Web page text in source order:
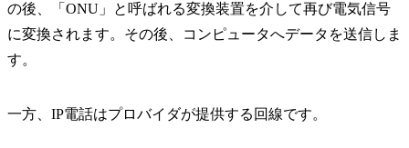
の後、「ONU」と呼ばれる変換装置を介して再び電気信号
に変換されます。その後、コンピュータへデータを送信しま
す。
一方、IP電話はプロバイダが提供する回線です。